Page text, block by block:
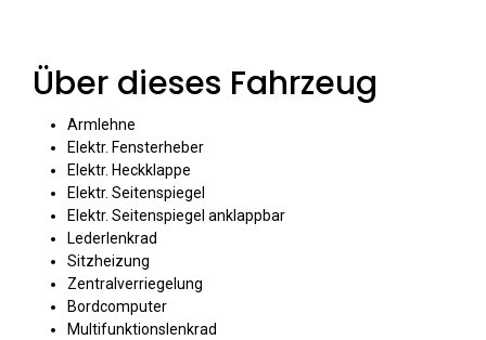
Über dieses Fahrzeug
Armlehne
Elektr. Fensterheber
Elektr. Heckklappe
Elektr. Seitenspiegel
Elektr. Seitenspiegel anklappbar
Lederlenkrad
Sitzheizung
Zentralverriegelung
Bordcomputer
Multifunktionslenkrad